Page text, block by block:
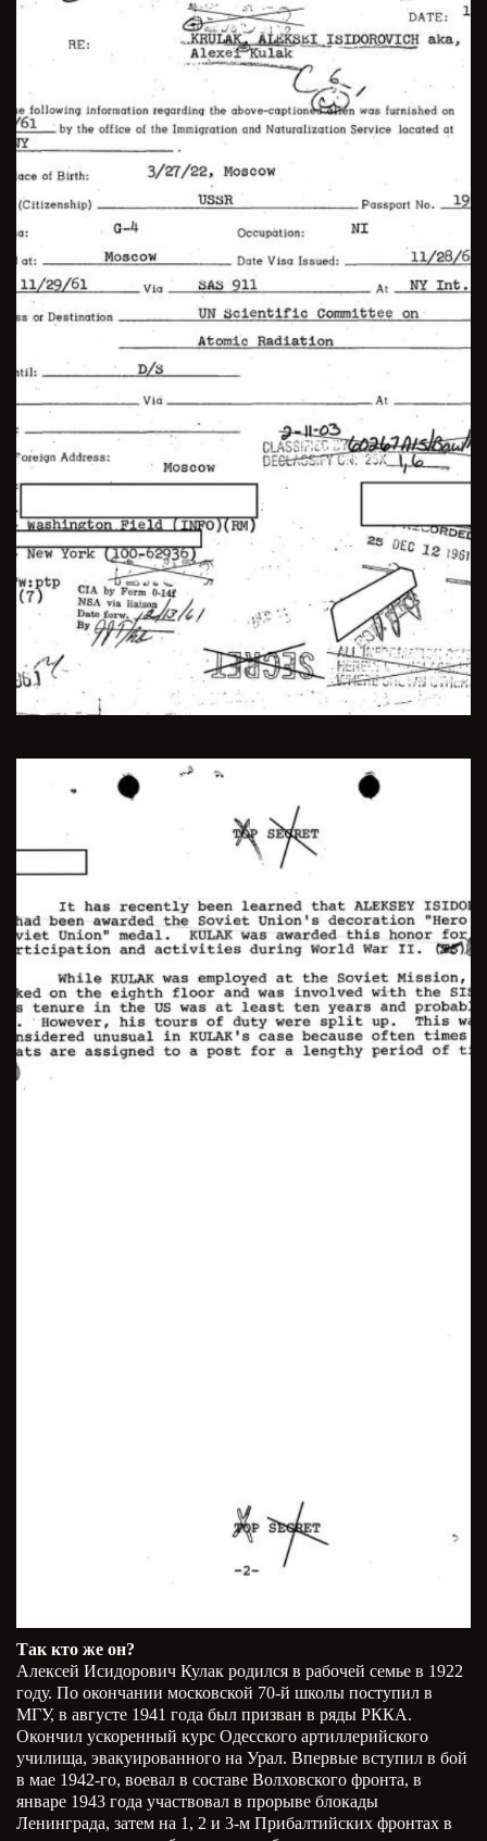
Так кто же он?
Алексей Исидорович Кулак родился в рабочей семье в 1922
году. По окончании московской 70-й школы поступил в
МГУ, в августе 1941 года был призван в ряды РККА.
Окончил ускоренный курс Одесского артиллерийского
училища, эвакуированного на Урал. Впервые вступил в бой
в мае 1942-го, воевал в составе Волховского фронта, в
январе 1943 года участвовал в прорыве блокады
Ленинграда, затем на 1, 2 и 3-м Прибалтийских фронтах в